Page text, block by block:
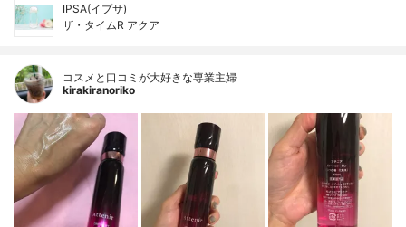
IPSA(イプサ)
ザ・タイムR アクア
コスメと口コミが大好きな専業主婦
kirakiranoriko